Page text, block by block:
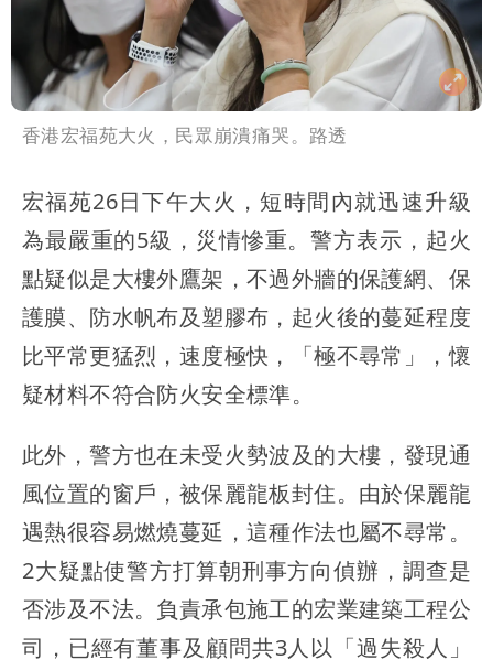
香港宏福苑大火，民眾崩潰痛哭。路透
宏福苑26日下午大火，短時間內就迅速升級
為最嚴重的5級，災情慘重。警方表示，起火
點疑似是大樓外鷹架，不過外牆的保護網、保
護膜、防水帆布及塑膠布，起火後的蔓延程度
比平常更猛烈，速度極快，「極不尋常」，懷
疑材料不符合防火安全標準。
此外，警方也在未受火勢波及的大樓，發現通
風位置的窗戶，被保麗龍板封住。由於保麗龍
遇熱很容易燃燒蔓延，這種作法也屬不尋常。
2大疑點使警方打算朝刑事方向偵辦，調查是
否涉及不法。負責承包施工的宏業建築工程公
司，已經有董事及顧問共3人以「過失殺人」